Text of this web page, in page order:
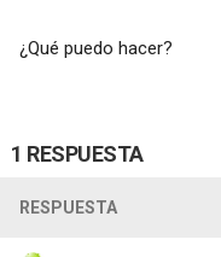
¿Qué puedo hacer?
1 RESPUESTA
RESPUESTA